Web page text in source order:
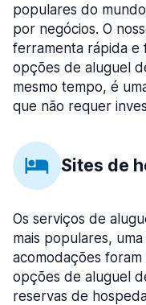
populares do
por negócios. O
ferramenta rápida e
opções de aluguel
mesmo tempo, é
que não requer
Sites de
Os serviços de
mais populares,
acomodações
opções de aluguel
reservas de